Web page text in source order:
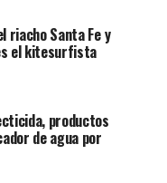
una unidad del
central, con la
También
trabajaron
riacho Santa Fe y
el kitesurfista
productos
de agua por